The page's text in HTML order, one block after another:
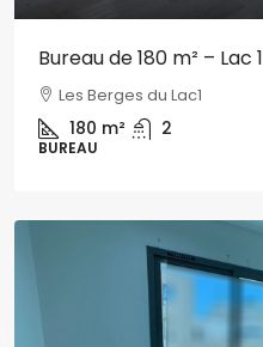
Bureau de 180 m² – Lac 1
Les Berges du Lac1
180 m² 2
BUREAU